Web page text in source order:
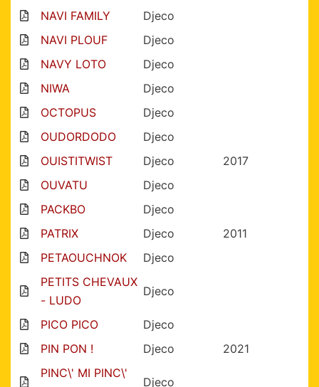
NAVI FAMILY
Djeco
NAVI PLOUF
Djeco
NAVY LOTO
Djeco
NIWA
Djeco
OCTOPUS
Djeco
OUDORDODO
Djeco
OUISTITWIST
Djeco
2017
OUVATU
Djeco
PACKBO
Djeco
PATRIX
Djeco
2011
PETAOUCHNOK
Djeco
PETITS CHEVAUX
- LUDO
Djeco
PICO PICO
Djeco
PIN PON !
Djeco
2021
PINC\' MI PINC\'
Djeco